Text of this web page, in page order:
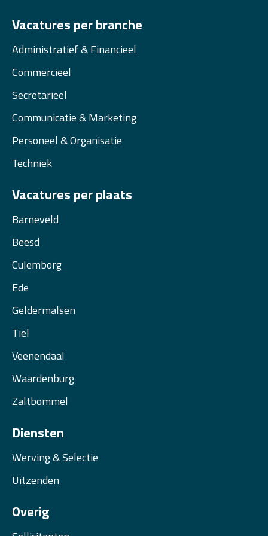
Vacatures per branche
Administratief & Financieel
Commercieel
Secretarieel
Communicatie & Marketing
Personeel & Organisatie
Techniek
Vacatures per plaats
Barneveld
Beesd
Culemborg
Ede
Geldermalsen
Tiel
Veenendaal
Waardenburg
Zaltbommel
Diensten
Werving & Selectie
Uitzenden
Overig